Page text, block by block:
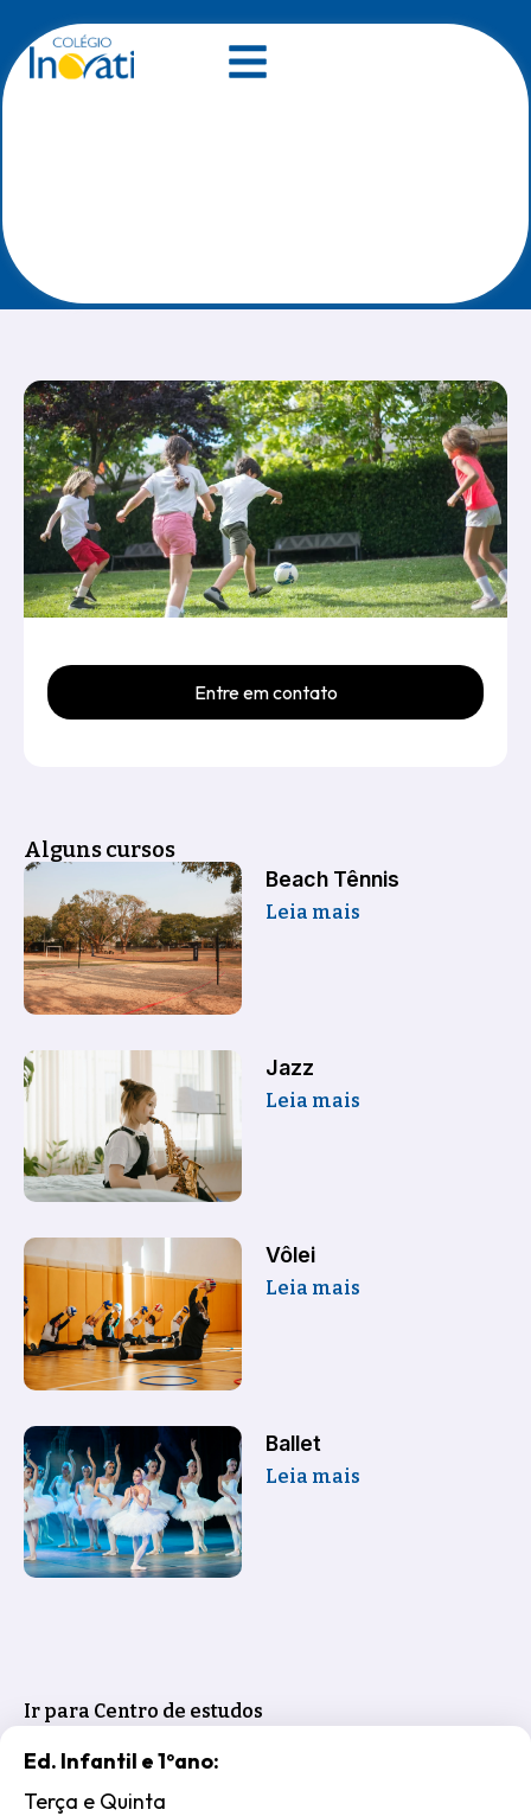
Ed. Infantil e 1ºano:
Terça e Quinta
Entre em contato
Alguns cursos
Beach Tênnis
Leia mais
Jazz
Leia mais
Vôlei
Leia mais
Ballet
Leia mais
Ir para Centro de estudos